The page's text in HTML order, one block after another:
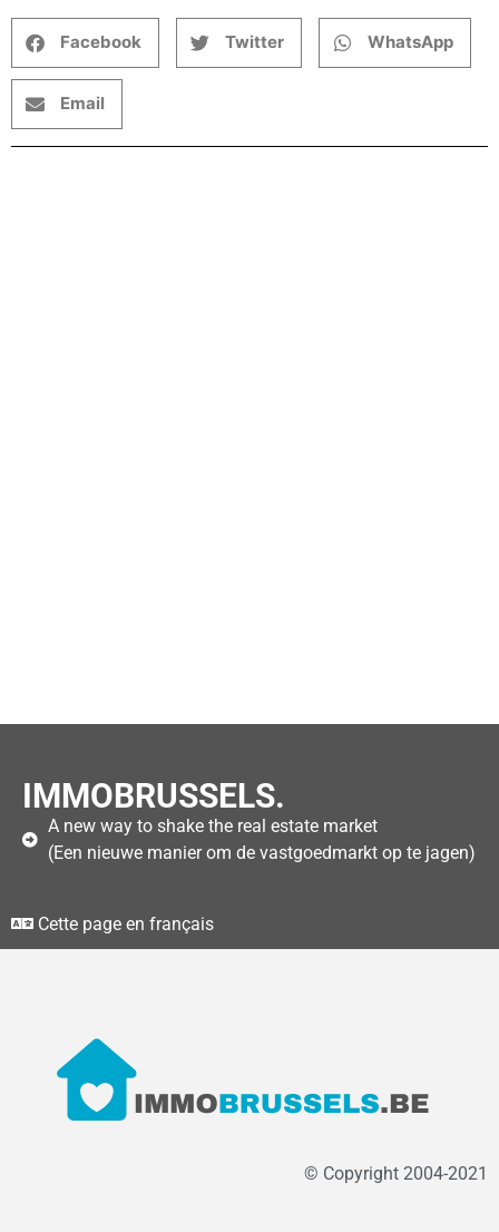
Facebook Twitter WhatsApp
Email
IMMOBRUSSELS.
A new way to shake the real estate market
(Een nieuwe manier om de vastgoedmarkt op te jagen)
Cette page en français
© Copyright 2004-2021